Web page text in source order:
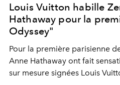
Louis Vuitton habille
Hathaway pour la
Odyssey"
Pour la première parisienne
Anne Hathaway ont fait
sur mesure signées Louis